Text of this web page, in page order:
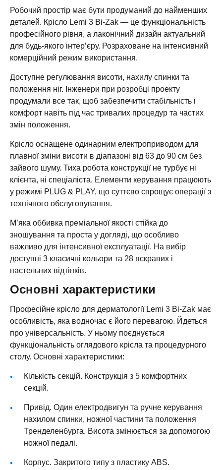
Робочий простір має бути продуманий до найменших
деталей. Крісло Lemi 3 Bi-Zak — це функціональність
професійного рівня, а лаконічний дизайн актуальний
для будь-якого інтер’єру. Розраховане на інтенсивний
комерційний режим використання.
Доступне регулювання висоти, нахилу спинки та
положення ніг. Інженери при розробці проекту
продумали все так, щоб забезпечити стабільність і
комфорт навіть під час тривалих процедур та частих
змін положення.
Крісло оснащене одинарним електроприводом для
плавної зміни висоти в діапазоні від 63 до 90 см без
зайвого шуму. Тиха робота конструкції не турбує ні
клієнта, ні спеціаліста. Елементи керування працюють
у режимі PLUG & PLAY, що суттєво спрощує операції з
технічного обслуговування.
М’яка оббивка преміальної якості стійка до
зношування та проста у догляді, що особливо
важливо для інтенсивної експлуатації. На вибір
доступні 3 класичні кольори та 28 яскравих і
пастельних відтінків.
Основні характеристики
Професійне крісло для дерматології Lemi 3 Bi-Zak має
особливість, яка водночас є його перевагою. Йдеться
про універсальність. У ньому поєднується
функціональність оглядового крісла та процедурного
столу. Основні характеристики:
Кількість секцій. Конструкція з 5 комфортних
секцій.
Привід. Один електродвигун та ручне керування
нахилом спинки, ножної частини та положення
Тренделенбурга. Висота змінюється за допомогою
ножної педалі.
Корпус. Закритого типу з пластику ABS.